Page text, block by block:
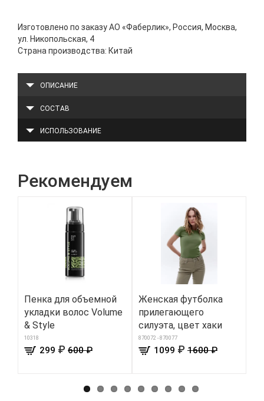
Изготовлено по заказу АО «Фаберлик», Россия, Москва,
ул. Никопольская, 4
Страна производства: Китай
ОПИСАНИЕ
СОСТАВ
ИСПОЛЬЗОВАНИЕ
Рекомендуем
Пенка для объемной
укладки волос Volume
& Style
10318
299 ₽ 600 ₽
Женская футболка
прилегающего
силуэта, цвет хаки
870072 - 870077
1099 ₽ 1600 ₽